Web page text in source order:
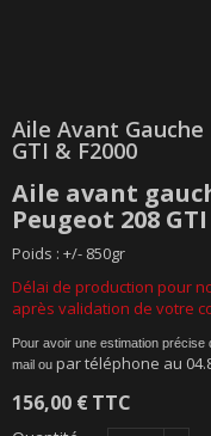
Aile Avant Gauche
GTI & F2000
Aile avant
Peugeot 208
Poids : +/- 850gr
Délai de production pour
après validation de votre
Pour avoir une estimation
mail ou par téléphone au
156,00 €TTC